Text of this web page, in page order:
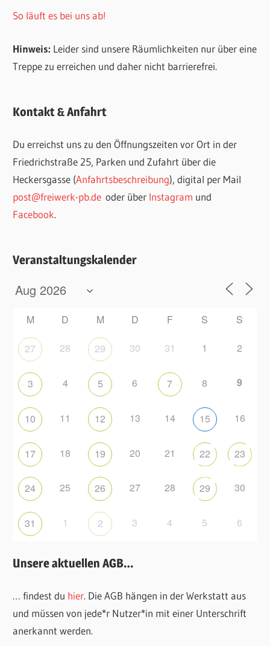
So läuft es bei uns ab!
Hinweis: Leider sind unsere Räumlichkeiten nur über eine
Treppe zu erreichen und daher nicht barrierefrei.
Kontakt & Anfahrt
Du erreichst uns zu den Öffnungszeiten vor Ort in der
Friedrichstraße 25, Parken und Zufahrt über die
Heckersgasse (Anfahrtsbeschreibung), digital per Mail
post@freiwerk-pb.de oder über Instagram und
Facebook.
Veranstaltungskalender
M D M D F S S
27 28 29 30 31 1 2
3 4 5 6 7 8 9
10 11 12 13 14 15 16
17 18 19 20 21 22 23
24 25 26 27 28 29 30
31 1 2 3 4 5 6
Unsere aktuellen AGB…
… findest du hier. Die AGB hängen in der Werkstatt aus
und müssen von jede*r Nutzer*in mit einer Unterschrift
anerkannt werden.